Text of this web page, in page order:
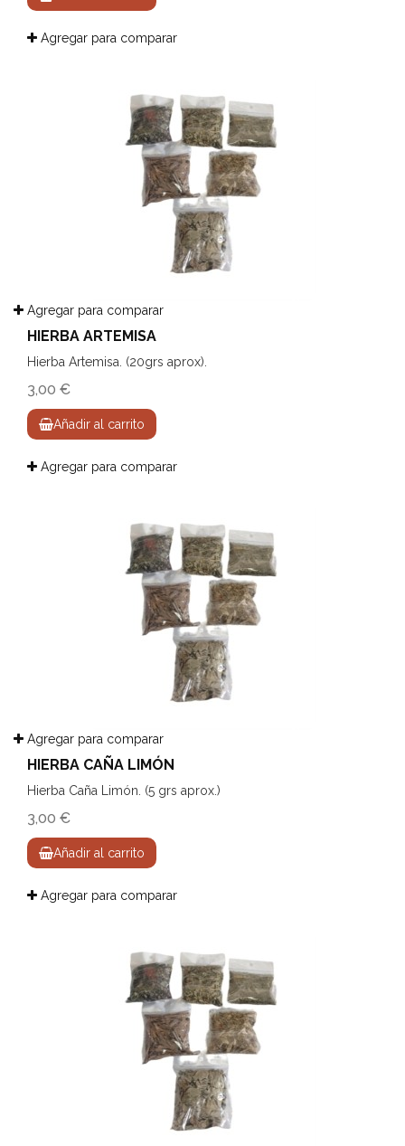
Agregar para comparar
Agregar para comparar
HIERBA ARTEMISA
Hierba Artemisa. (20grs aprox).
3,00 €
Añadir al carrito
Agregar para comparar
Agregar para comparar
HIERBA CAÑA LIMÓN
Hierba Caña Limón. (5 grs aprox.)
3,00 €
Añadir al carrito
Agregar para comparar